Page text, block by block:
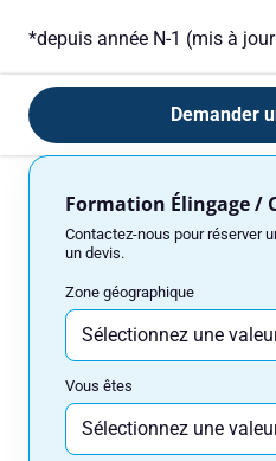
*depuis année N-1 (mis à
Demander
Formation Élingage /
Contactez-nous pour réserver
un devis.
Zone géographique
Vous êtes
Nom
Adresse e-mail
Numéro de téléphone